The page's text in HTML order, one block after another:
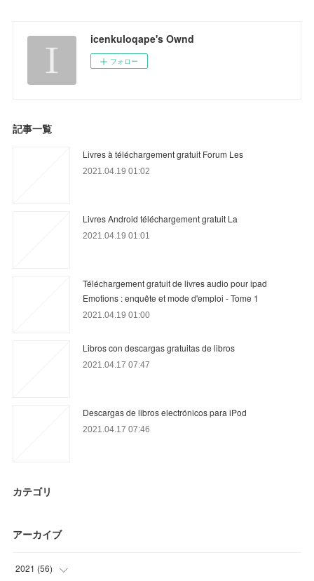
icenkuloqape's Ownd
フォロー
記事一覧
Livres à téléchargement gratuit Forum Les
2021.04.19 01:02
Livres Android téléchargement gratuit La
2021.04.19 01:01
Téléchargement gratuit de livres audio pour ipad
Emotions : enquête et mode d'emploi - Tome 1
2021.04.19 01:00
Libros con descargas gratuitas de libros
2021.04.17 07:47
Descargas de libros electrónicos para iPod
2021.04.17 07:46
カテゴリ
アーカイブ
2021 (56)